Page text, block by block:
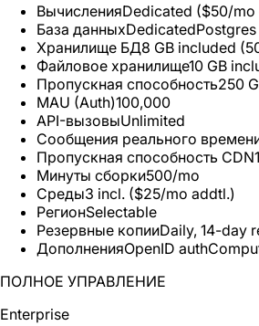
ВычисленияDedicated ($50/mo
База данныхDedicated
Хранилище БД8 GB included
Файловое хранилище10 GB
Пропускная способность250
MAU (Auth)100,000
API-вызовыUnlimited
Сообщения реального
Пропускная способность CDN
Минуты сборки500/mo
Среды3 incl. ($25/mo addtl.)
РегионSelectable
Резервные копииDaily, 14-day
ДополненияOpenID auth
ПОЛНОЕ УПРАВЛЕНИЕ
Enterprise